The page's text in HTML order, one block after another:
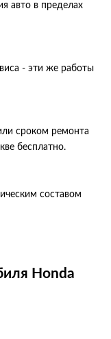
авто в пределах
- эти же работы
сроком ремонта
бесплатно.
составом
Honda